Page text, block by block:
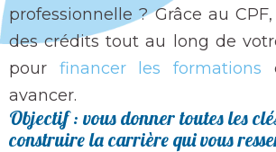
professionnelle ? Grâce au
des crédits tout au long de
pour financer les formations
avancer.
Objectif : vous donner toutes les
construire la carrière qui vous